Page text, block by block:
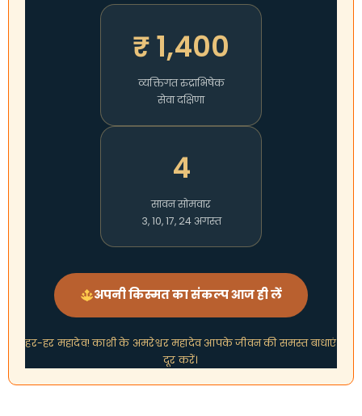
₹ 1,400
व्यक्तिगत रुद्राभिषेक
सेवा दक्षिणा
4
सावन सोमवार
3, 10, 17, 24 अगस्त
अपनी किस्मत का संकल्प आज ही लें
हर-हर महादेव! काशी के अमरेश्वर महादेव आपके जीवन की समस्त बाधाएं
दूर करें।